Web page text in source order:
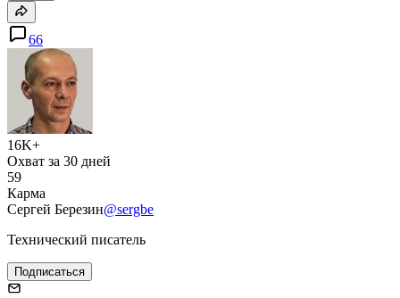
66
16K+
Охват за 30 дней
59
Карма
Сергей Березин@sergbe
Технический писатель
Подписаться